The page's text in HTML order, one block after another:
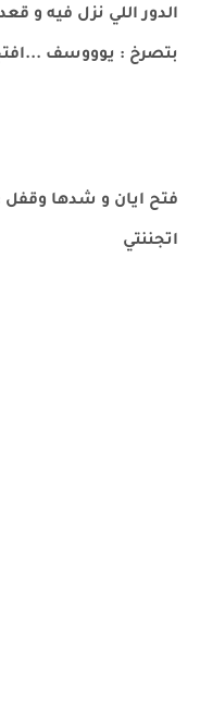
الدور اللي نزل فيه و
بتصرخ : يوووسف
فتح ايان و شدها وقفل :
اتجننتي